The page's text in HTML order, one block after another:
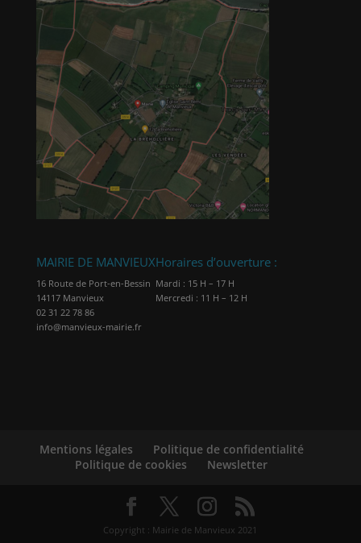
MAIRIE DE MANVIEUX
16 Route de Port-en-Bessin
14117 Manvieux
02 31 22 78 86
info@manvieux-mairie.fr
Horaires d’ouverture :
Mardi : 15 H – 17 H
Mercredi : 11 H – 12 H
Mentions légales
Politique de confidentialité
Politique de cookies
Newsletter
Copyright : Mairie de Manvieux 2021